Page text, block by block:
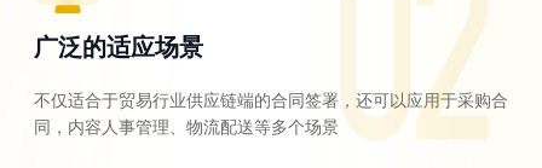
广泛的适应场景
不仅适合于贸易行业供应链端的合同签署，还可以应用于采购合
同，内容人事管理、物流配送等多个场景